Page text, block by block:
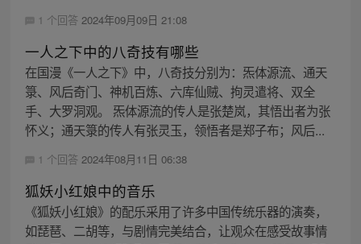
1 个回答 2024年09月09日 21:08
一人之下中的八奇技有哪些
在国漫《一人之下》中，八奇技分别为：炁体源流、通天
箓、风后奇门、神机百炼、六库仙贼、拘灵遣将、双全
手、大罗洞观。 炁体源流的传人是张楚岚，其悟出者为张
怀义；通天箓的传人有张灵玉，领悟者是郑子布；风后...
1 个回答 2024年08月11日 06:38
狐妖小红娘中的音乐
《狐妖小红娘》的配乐采用了许多中国传统乐器的演奏，
如琵琶、二胡等，与剧情完美结合，让观众在感受故事情